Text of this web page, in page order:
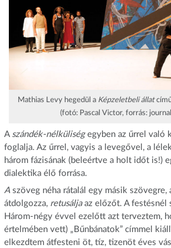
Mathias Levy hegedül a Képzeletbeli állat
(fotó: Pascal Victor, forrás:
A szándék-nélküliségegyben az űrrel való
foglalja. Az űrrel, vagyis a levegővel, a
három fázisának (beleértve a holt időt is!)
dialektika élő forrása.
Aszöveg néha rátalál egy másik szövegre,
átdolgozza, retusáljaaz előzőt. A festésnél
Három-négy évvel ezelőtt azt terveztem,
értelmében vett) „Bűnbánatok” címmel
elkezdtem átfesteni öt, tíz, tizenöt éves